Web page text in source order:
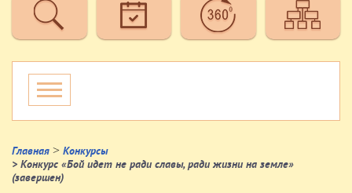
Главная > Конкурсы
> Конкурс «Бой идет не ради славы, ради жизни на земле»
(завершен)